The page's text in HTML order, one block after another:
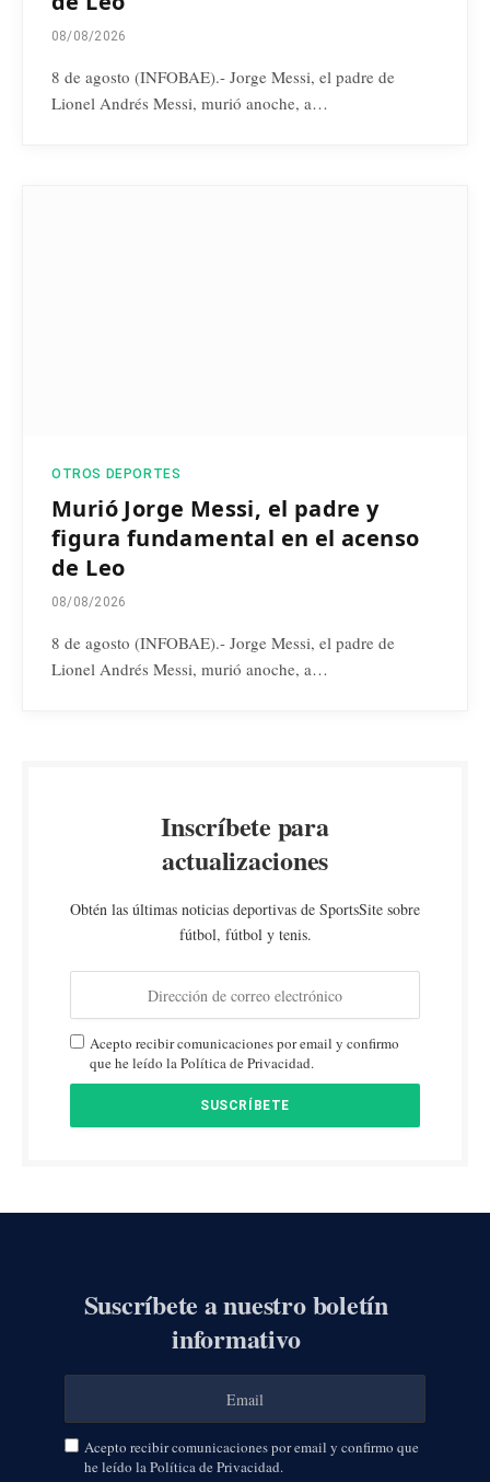
08/08/2026
8 de agosto (INFOBAE).- Jorge Messi, el padre de
Lionel Andrés Messi, murió anoche, a…
OTROS DEPORTES
Murió Jorge Messi, el padre y
figura fundamental en el acenso
de Leo
08/08/2026
8 de agosto (INFOBAE).- Jorge Messi, el padre de
Lionel Andrés Messi, murió anoche, a…
Inscríbete para
actualizaciones
Obtén las últimas noticias deportivas de SportsSite sobre
fútbol, fútbol y tenis.
Acepto recibir comunicaciones por email y confirmo
que he leído la Política de Privacidad.
Suscríbete a nuestro boletín
informativo
Acepto recibir comunicaciones por email y confirmo que
he leído la Política de Privacidad.